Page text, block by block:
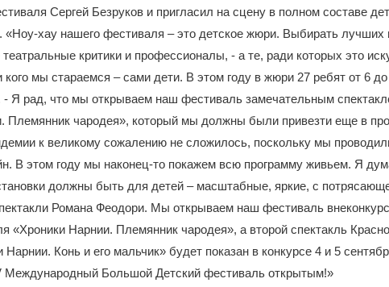
Сергей Безруков и пригласил на сцену в полном составе
хау нашего фестиваля – это детское жюри. Выбирать лучших
критики и профессионалы, - а те, ради которых это
кого мы стараемся – сами дети. В этом году в жюри 27 ребят от 6 до
- Я рад, что мы открываем наш фестиваль замечательным
Племянник чародея», который мы должны были привезти еще в
к великому сожалению не сложилось, поскольку мы
В этом году мы наконец-то покажем всю программу живьем. Я
должны быть для детей – масштабные, яркие, с
Романа Феодори. Мы открываем наш фестиваль
«Хроники Нарнии. Племянник чародея», а второй спектакль
Конь и его мальчик» будет показан в конкурсе 4 и 5
Большой Детский фестиваль открытым!»